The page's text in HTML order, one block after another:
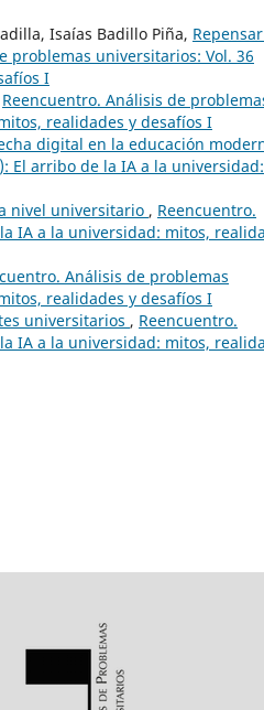
Isaías Badillo Piña,
problemas universitarios: Vol. 36
I
Reencuentro. Análisis de
realidades y desafíos I
digital en la educación
El arribo de la IA a la universidad:
nivel universitario , Reencuentro.
IA a la universidad: mitos,
Análisis de problemas
realidades y desafíos I
universitarios , Reencuentro.
IA a la universidad: mitos,